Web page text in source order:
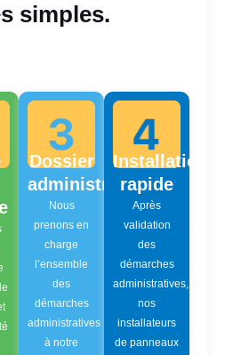
simples.
Dossier
administratif
Nous
prenons en
charge
l’ensemble
des
démarches
administratives
à notre
Installation
rapide
Après
validation
des
démarches
administratives,
nos
installateurs
de panneaux